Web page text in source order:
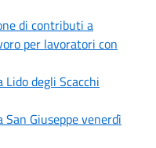
di contributi a
per lavoratori con
degli Scacchi
Giuseppe venerdì